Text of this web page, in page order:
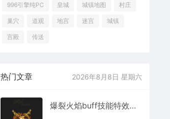
996引擎纯PC 皇城 城镇地图 村庄
巢穴 道观 地宫 迷宫 城镇
宫殿 传送
热门文章 2026年8月8日 星期六
爆裂火焰buff技能特效序列坐标齐全202511241